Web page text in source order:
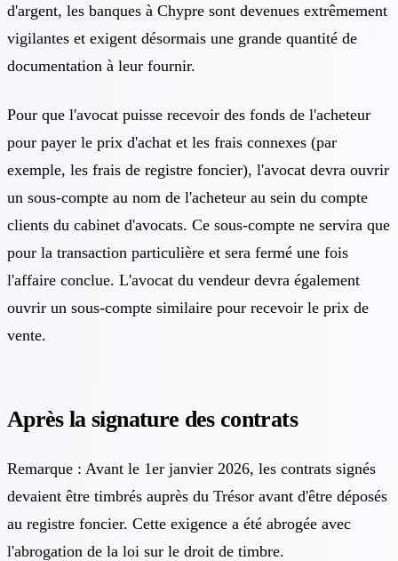
d'argent, les banques à Chypre sont devenues extrêmement
vigilantes et exigent désormais une grande quantité de
documentation à leur fournir.
Pour que l'avocat puisse recevoir des fonds de l'acheteur
pour payer le prix d'achat et les frais connexes (par
exemple, les frais de registre foncier), l'avocat devra ouvrir
un sous-compte au nom de l'acheteur au sein du compte
clients du cabinet d'avocats. Ce sous-compte ne servira que
pour la transaction particulière et sera fermé une fois
l'affaire conclue. L'avocat du vendeur devra également
ouvrir un sous-compte similaire pour recevoir le prix de
vente.
Après la signature des contrats
Remarque : Avant le 1er janvier 2026, les contrats signés
devaient être timbrés auprès du Trésor avant d'être déposés
au registre foncier. Cette exigence a été abrogée avec
l'abrogation de la loi sur le droit de timbre.